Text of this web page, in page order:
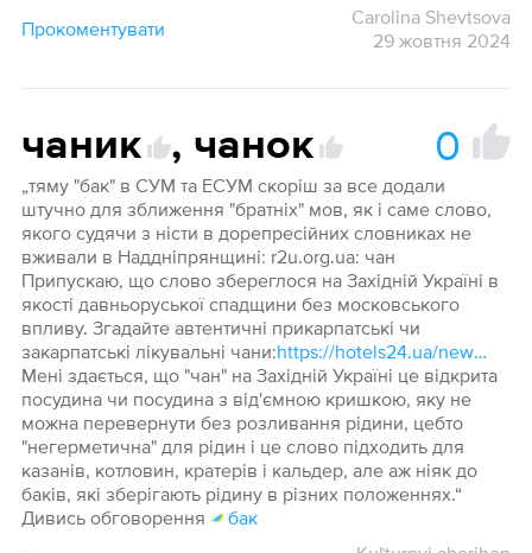
Прокоментувати
Carolina Shevtsova
29 жовтня 2024
чаник , чанок 0
„тяму "бак" в СУМ та ЕСУМ скоріш за все додали
штучно для зближення "братніх" мов, як і саме слово,
якого судячи з ністи в дорепресійних словниках не
вживали в Наддніпрянщині: r2u.org.ua: чан
Припускаю, що слово збереглося на Західній Україні в
якості давньоруської спадщини без московського
впливу. Згадайте автентичні прикарпатські чи
закарпатські лікувальні чани:
https://hotels24.ua/news/Chani-v-Karpatah-i-na-ZakarpattI-Yaremche-Lumshori-TatarIv-11232361.html
Мені здається, що "чан" на Західній Україні це відкрита
посудина чи посудина з від'ємною кришкою, яку не
можна перевернути без розливання рідини, цебто
"негерметична" для рідин і це слово підходить для
казанів, котловин, кратерів і кальдер, але аж ніяк до
баків, які зберігають рідину в різних положеннях.“
Дивись обговорення
бак